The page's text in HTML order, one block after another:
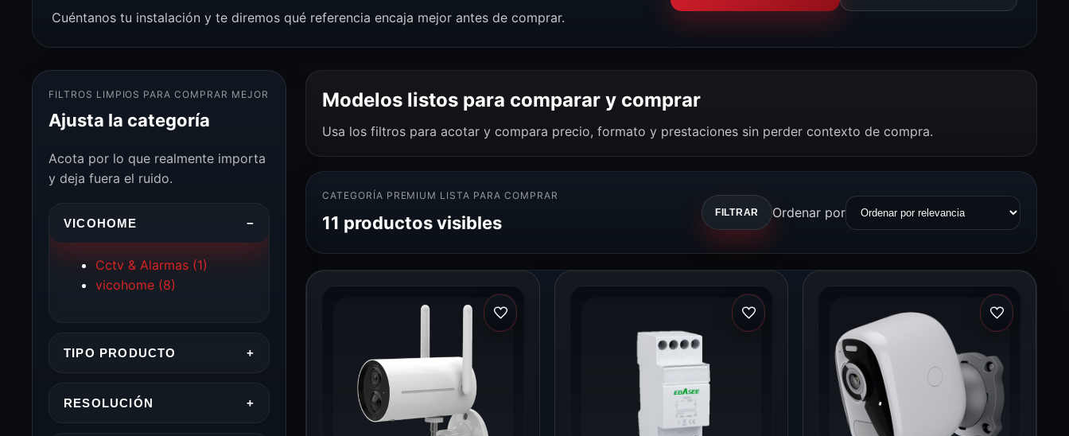
Cuéntanos tu instalación y te diremos qué referencia encaja mejor antes de comprar.
FILTROS LIMPIOS PARA COMPRAR MEJOR
Ajusta la categoría
Acota por lo que realmente importa
y deja fuera el ruido.
VICOHOME −
Cctv & Alarmas (1)
vicohome (8)
TIPO PRODUCTO +
RESOLUCIÓN +
Modelos listos para comparar y comprar
Usa los filtros para acotar y compara precio, formato y prestaciones sin perder contexto de compra.
CATEGORÍA PREMIUM LISTA PARA COMPRAR
11 productos visibles FILTRAR Ordenar por